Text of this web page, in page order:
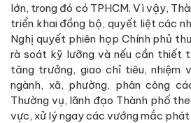
lớn, trong đó có TPHCM. Vì vậy,
triển khai đồng bộ, quyết liệt các
Nghị quyết phiên họp Chính phủ
rà soát kỹ lưỡng và nếu cần thiết
tăng trưởng, giao chỉ tiêu, nhiệm
ngành, xã, phường, phân công
Thường vụ, lãnh đạo Thành phố
vực, xử lý ngay các vướng mắc phát